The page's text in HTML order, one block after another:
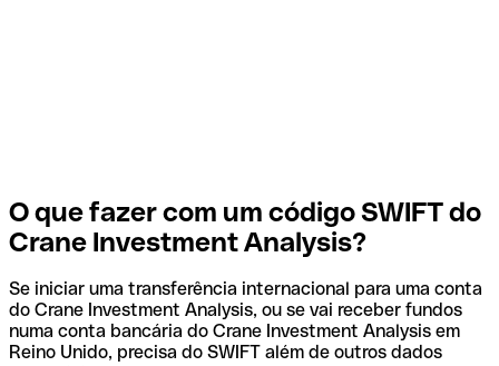
O que fazer com um código SWIFT do
Crane Investment Analysis?
Se iniciar uma transferência internacional para uma conta
do Crane Investment Analysis, ou se vai receber fundos
numa conta bancária do Crane Investment Analysis em
Reino Unido, precisa do SWIFT além de outros dados